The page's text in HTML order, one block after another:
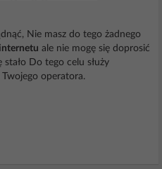
Nie masz do tego żadnego
internetu ale nie mogę się doprosić
Do tego celu służy
Twojego operatora.